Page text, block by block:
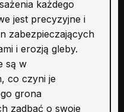
każdego
jest precyzyjne i
zabezpieczających
i erozją gleby.
są w
co czyni je
grona
zadbać o swoje